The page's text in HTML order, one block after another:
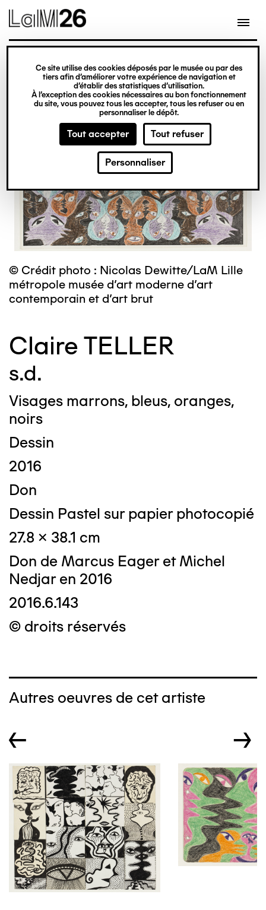
Gestion des cookies
Ce site utilise des cookies déposés par le musée ou par des
tiers afin d’améliorer votre expérience de navigation et
d’établir des statistiques d’utilisation.
À l’exception des cookies nécessaires au bon fonctionnement
du site, vous pouvez tous les accepter, tous les refuser ou en
personnaliser le dépôt.
Tout accepter Tout refuser
Personnaliser
contenu
© Crédit photo : Nicolas Dewitte/LaM Lille
métropole musée d’art moderne d’art
contemporain et d’art brut
Claire TELLER
s.d.
Visages marrons, bleus, oranges,
noirs
Dessin
2016
Don
Dessin Pastel sur papier photocopié
27.8 x 38.1 cm
Don de Marcus Eager et Michel
Nedjar en 2016
2016.6.143
© droits réservés
Autres oeuvres de cet artiste
← →